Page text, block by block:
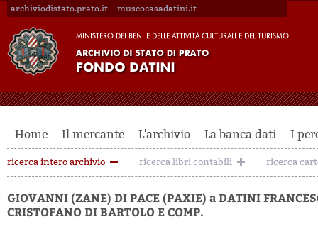
archiviodistato.prato.it museocasadatini.it
Home Il mercante L'archivio La banca dati I
ricerca intero archivio ricerca libri contabili ricerca
GIOVANNI (ZANE) DI PACE (PAXIE) a DATINI
CRISTOFANO DI BARTOLO E COMP.